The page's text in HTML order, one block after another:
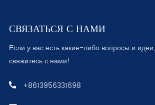
СВЯЗАТЬСЯ С НАМИ
Если у вас есть какие-либо вопросы и
свяжитесь с нами!
+8613956331698